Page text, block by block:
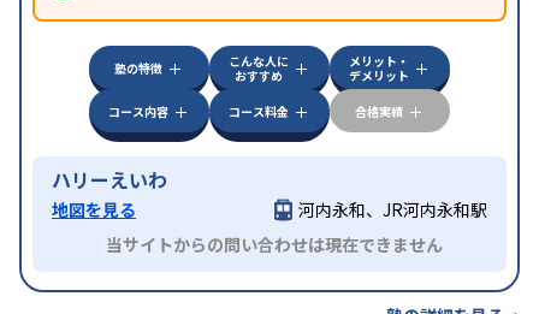
塾の特徴
こんな人に
おすすめ
メリット・
デメリット
コース内容
コース料金 合格実績
ハリーえいわ
地図を見る
河内永和、JR河内永和駅
当サイトからの問い合わせは現在できません